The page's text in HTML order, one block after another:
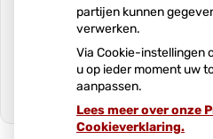
U heeft geen
voorexterne inhoud
te
Cookie-
partijen kunnen
verwerken.
Via Cookie-instellingen
u op ieder moment uw
aanpassen.
Lees meer over onze
Cookieverklaring.